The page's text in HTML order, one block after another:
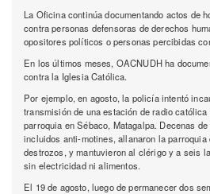
La Oficina continúa documentando actos de
contra personas defensoras de derechos
opositores políticos o personas percibidas
En los últimos meses, OACNUDH ha
contra la Iglesia Católica.
Por ejemplo, en agosto, la policía intentó
transmisión de una estación de radio
parroquia en Sébaco, Matagalpa. Decenas
incluidos anti-motines, allanaron la parroquia
destrozos, y mantuvieron al clérigo y a seis
sin electricidad ni alimentos.
El 19 de agosto, luego de permanecer dos